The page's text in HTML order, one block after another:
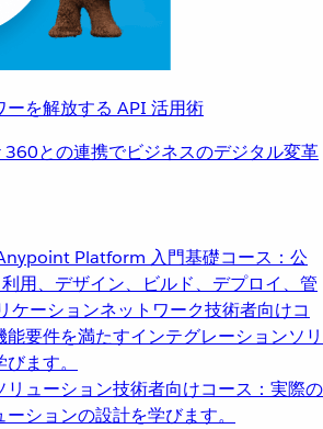
を解放する API 活用術
との連携でビジネスのデジタル変革
Platform 入門基礎コース：公
用、デザイン、ビルド、デプロイ、管
ケーションネットワーク技術者向けコ
要件を満たすインテグレーションソリ
ます。
リューション技術者向けコース：実際の
ションの設計を学びます。